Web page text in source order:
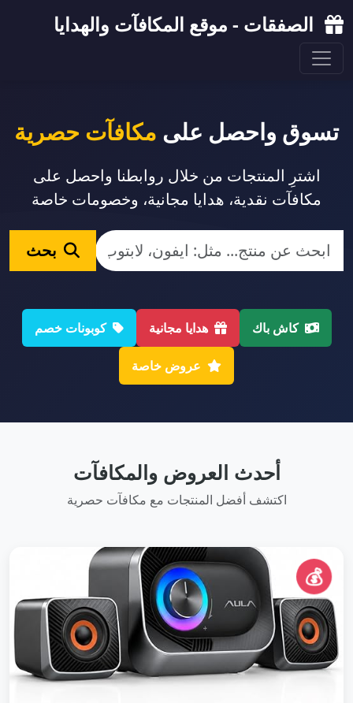
الصفقات - موقع المكافآت والهدايا
تسوق واحصل على مكافآت حصرية
اشترِ المنتجات من خلال روابطنا واحصل على
مكافآت نقدية، هدايا مجانية، وخصومات خاصة
بحث
كاش باك هدايا مجانية كوبونات خصم
عروض خاصة
أحدث العروض والمكافآت
اكتشف أفضل المنتجات مع مكافآت حصرية
💰